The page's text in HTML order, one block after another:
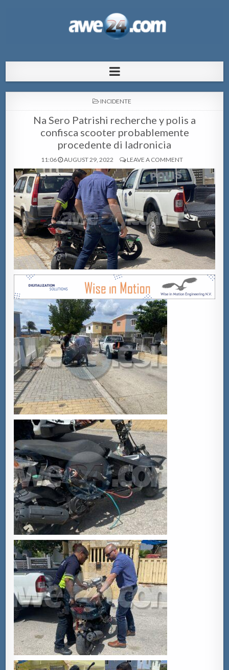
pa Aruba
POSTED
INCIDENTE
Na Sero Patrishi recherche y polis a
confisca scooter probablemente
procedente di ladronicia
11:06 AUGUST 29, 2022 LEAVE A COMMENT